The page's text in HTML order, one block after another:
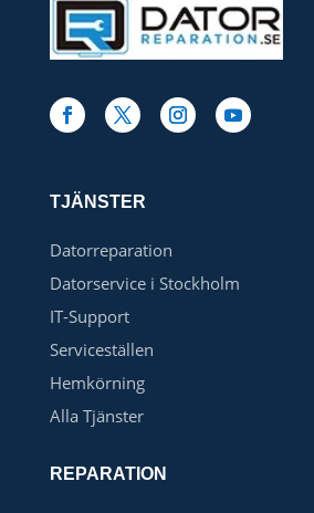
TJÄNSTER
Datorreparation
Datorservice i Stockholm
IT-Support
Serviceställen
Hemkörning
Alla Tjänster
REPARATION